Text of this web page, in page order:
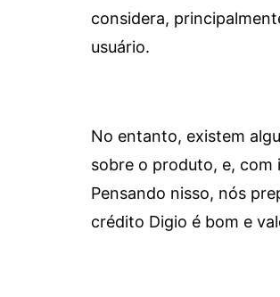
considera,
usuário.
No entanto, existem
sobre o produto, e, com
Pensando nisso, nós
crédito Digio é bom e